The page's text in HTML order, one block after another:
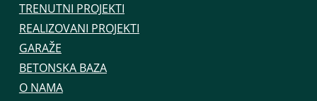
TRENUTNI PROJEKTI
REALIZOVANI PROJEKTI
GARAŽE
BETONSKA BAZA
O NAMA